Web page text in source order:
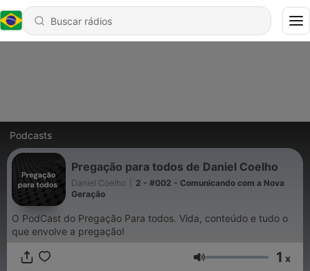
Podcasts
Pregação para todos de Daniel Coelho
Daniel Coelho
2 - #002 - Comunicando com a Nova
Geração
O PodCast do Pregação Para todos. Vida, conteúdo e tudo o
que envolve a pregação!
Volume 1 x